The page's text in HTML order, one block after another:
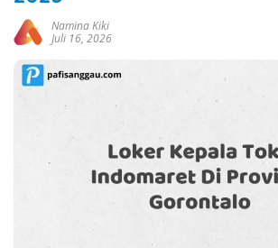
Namina Kiki
Juli 16, 2026